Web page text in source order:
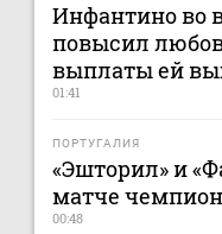
Инфантино во
повысил
выплаты ей
01:41
ПОРТУГАЛИЯ
«Эшторил» и
матче
00:48